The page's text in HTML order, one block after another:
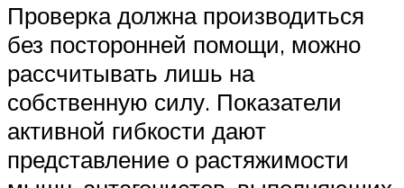
Проверка должна производиться
без посторонней помощи, можно
рассчитывать лишь на
собственную силу. Показатели
активной гибкости дают
представление о растяжимости